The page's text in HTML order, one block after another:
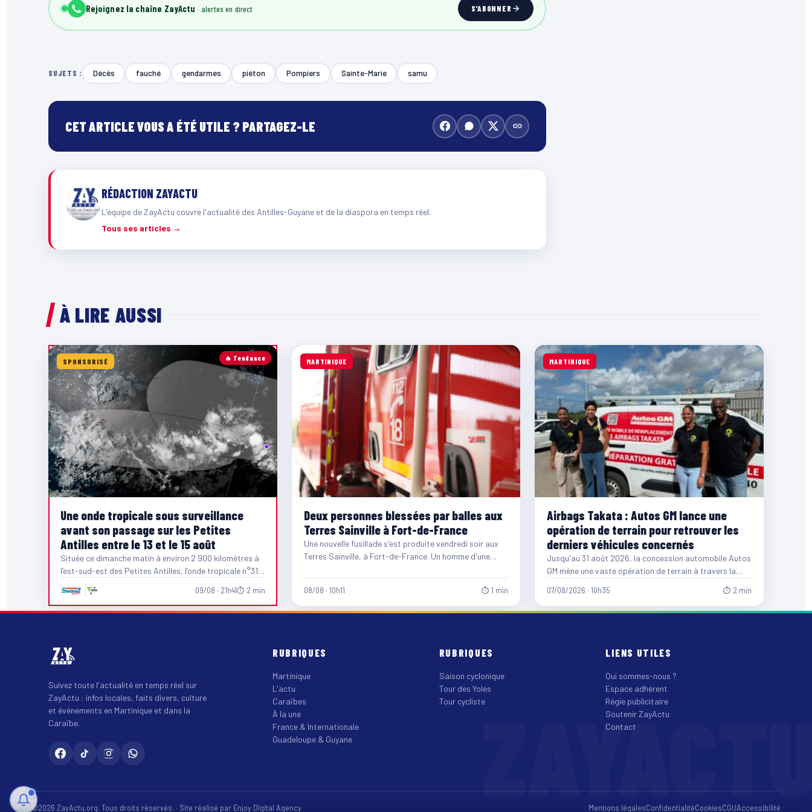
Rejoignez la chaîne ZayActu S'ABONNER
SUJETS : Décès fauché gendarmes piéton Pompiers Sainte-Marie samu
CET ARTICLE VOUS A ÉTÉ UTILE ? PARTAGEZ-LE
RÉDACTION ZAYACTU
L'équipe de ZayActu couvre l'actualité des Antilles-Guyane et de la diaspora en temps réel.
Tous ses articles →
À LIRE AUSSI
🔥 Tendance
SPONSORISÉ
Une onde tropicale sous surveillance
avant son passage sur les Petites
Antilles entre le 13 et le 15 août
Située ce dimanche matin à environ 2 900 kilomètres à
l’est-sud-est des Petites Antilles, l’onde tropicale n°31
poursuit…
09/08 · 21h41⏱ 2 min
MARTINIQUE
Deux personnes blessées par balles aux
Terres Sainville à Fort-de-France
Une nouvelle fusillade s'est produite vendredi soir aux
Terres Sainville, à Fort-de-France. Un homme d'une
08/08 · 10h11 ⏱ 1 min
MARTINIQUE
Airbags Takata : Autos GM lance une
opération de terrain pour retrouver les
derniers véhicules concernés
Jusqu'au 31 août 2026, la concession automobile Autos
GM mène une vaste opération de terrain à travers la…
07/08/2026 · 10h35 ⏱ 2 min
Suivez toute l'actualité en temps réel sur
ZayActu : infos locales, faits divers, culture
et événements en Martinique et dans la
Caraïbe.
RUBRIQUES
Martinique
L'actu
Caraïbes
À la une
France & Internationale
Guadeloupe & Guyane
RUBRIQUES
Saison cyclonique
Tour des Yoles
Tour cycliste
LIENS UTILES
Qui sommes-nous ?
Espace adhérent
Régie publicitaire
Soutenir ZayActu
Contact
©2026 ZayActu.org. Tous droits réservés. · Site réalisé par Enjoy Digital Agency Mentions légalesConfidentialitéCookiesCGUAccessibilité